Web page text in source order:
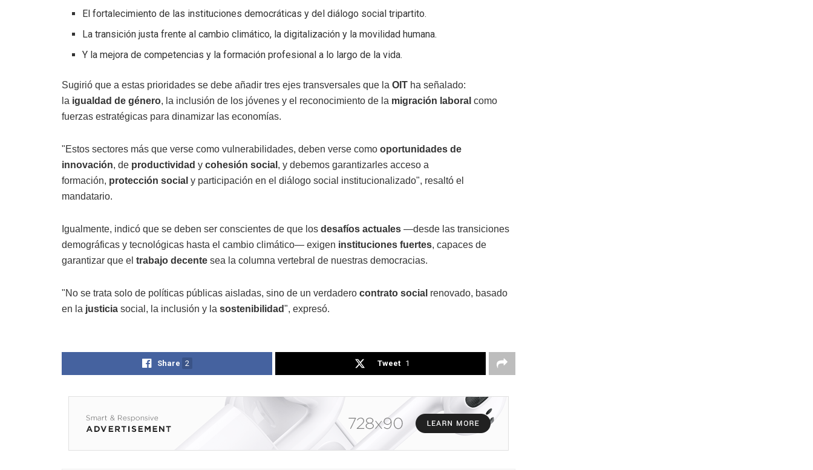
El fortalecimiento de las instituciones democráticas y del diálogo social tripartito.
La transición justa frente al cambio climático, la digitalización y la movilidad humana.
Y la mejora de competencias y la formación profesional a lo largo de la vida.
Sugirió que a estas prioridades se debe añadir tres ejes transversales que la OIT ha señalado:
la igualdad de género, la inclusión de los jóvenes y el reconocimiento de la migración laboral como
fuerzas estratégicas para dinamizar las economías.
"Estos sectores más que verse como vulnerabilidades, deben verse como oportunidades de
innovación, de productividad y cohesión social , y debemos garantizarles acceso a
formación, protección social y participación en el diálogo social institucionalizado", resaltó el
mandatario.
Igualmente, indicó que se deben ser conscientes de que los desafíos actuales —desde las transiciones
demográficas y tecnológicas hasta el cambio climático— exigen instituciones fuertes, capaces de
garantizar que el trabajo decente sea la columna vertebral de nuestras democracias.
"No se trata solo de políticas públicas aisladas, sino de un verdadero contrato social renovado, basado
en la justicia social, la inclusión y la sostenibilidad", expresó.
Share 2 Tweet 1